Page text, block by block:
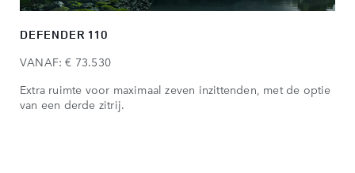
DEFENDER 110
VANAF: € 73.530
Extra ruimte voor maximaal zeven inzittenden, met de optie
van een derde zitrij.